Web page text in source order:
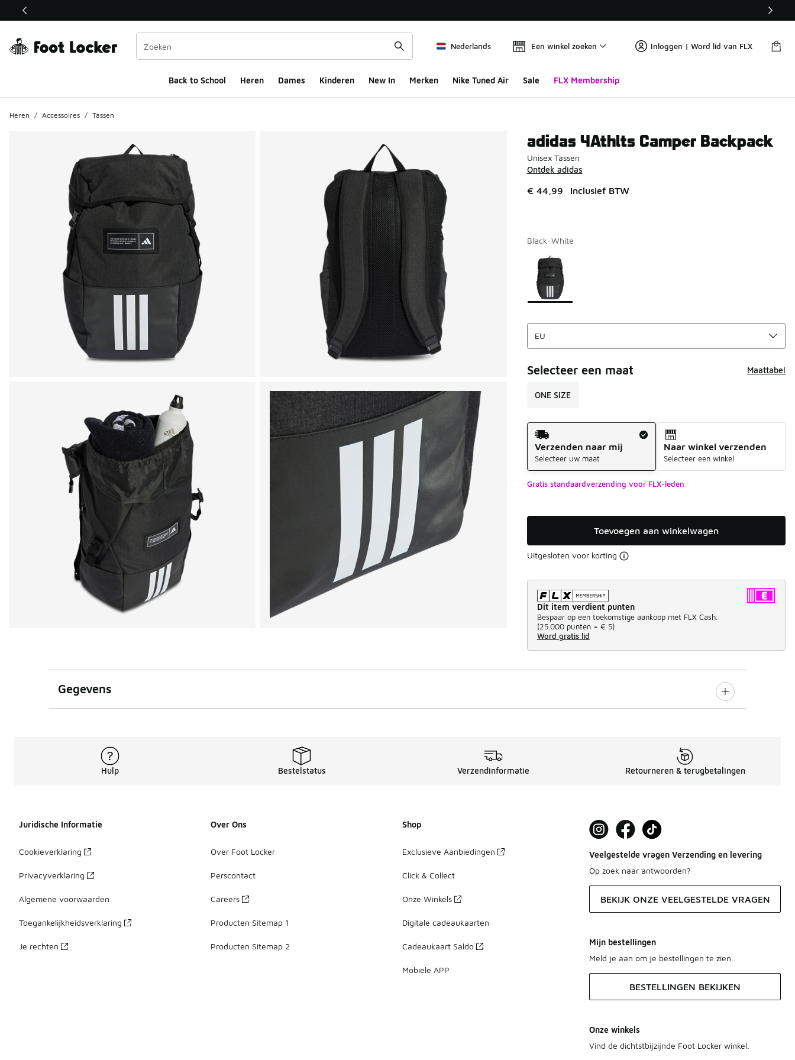
Deze link wordt geopend in een nieuw venster
Nederlands Een winkel zoeken Inloggen | Word lid van FLX
Back to School Heren Dames Kinderen New In Merken Nike Tuned Air Sale FLX Membership
Heren / Accessoires / Tassen
adidas 4Athlts Camper Backpack
Unisex Tassen
Ontdek adidas
€ 44,99 Inclusief BTW
Black-White
Pagina 1 van 1 met 1 tot 1 van 1 kleuren.
Kies een model
Selecteer een maat Maattabel
ONE SIZE
Verzendmethode
Verzenden naar mij
Selecteer uw maat
Naar winkel verzenden
Selecteer een winkel
Gratis standaardverzending voor FLX-leden
Toevoegen aan winkelwagen
Uitgesloten voor korting
Dit item verdient punten
Bespaar op een toekomstige aankoop met FLX Cash.
(25.000 punten = € 5)
Word gratis lid
Gegevens
Hulp Bestelstatus Verzendinformatie Retourneren & terugbetalingen
Juridische Informatie
Cookieverklaring
Privacyverklaring
Algemene voorwaarden
Toegankelijkheidsverklaring
Je rechten
Over Ons
Over Foot Locker
Perscontact
Careers
Producten Sitemap 1
Producten Sitemap 2
Shop
Exclusieve Aanbiedingen
Click & Collect
Onze Winkels
Digitale cadeaukaarten
Cadeaukaart Saldo
Mobiele APP
Veelgestelde vragen Verzending en levering
Op zoek naar antwoorden?
BEKIJK ONZE VEELGESTELDE VRAGEN
Mijn bestellingen
Meld je aan om je bestellingen te zien.
BESTELLINGEN BEKIJKEN
Onze winkels
Vind de dichtstbijzijnde Foot Locker winkel.